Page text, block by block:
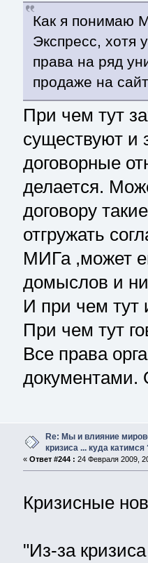
Как я понимаю
Экспресс, хотя
права на ряд
продаже на
При чем тут
существуют и
договорные
делается.
договору
отгружать
МИГа ,может
домыслов и
И при чем тут
При чем тут
Все права
документами.
Re: Мы и влияние
кризиса ... куда катимся
« Ответ #244 : 24 Февраля 2009,
Кризисные
"Из-за